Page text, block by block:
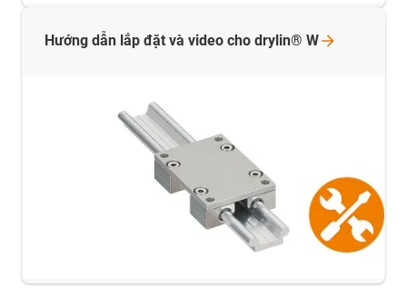
Hướng dẫn lắp đặt và video cho drylin® W